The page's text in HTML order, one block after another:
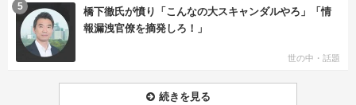
橋下徹氏が憤り「こんなの大スキャンダルやろ」「情
報漏洩官僚を摘発しろ！」
世の中・話題
5
続きを見る